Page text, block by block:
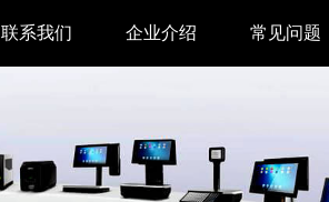
联系我们
业务合作
企业介绍
关于我们
常见问题